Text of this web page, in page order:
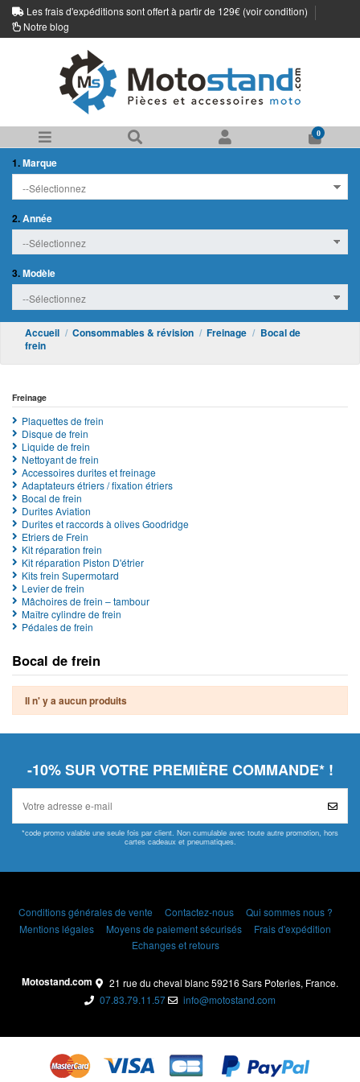
Les frais d'expéditions sont offert à partir de 129€ (voir condition)
Notre blog
0
1.Marque
2.Année
3.Modèle
Accueil Consommables & révision Freinage
Bocal de
frein
Bocal de frein
Il n' y a aucun produits
Freinage
Plaquettes de frein
Disque de frein
Liquide de frein
Nettoyant de frein
Accessoires durites et freinage
Adaptateurs étriers / fixation étriers
Bocal de frein
Durites Aviation
Durites et raccords à olives Goodridge
Etriers de Frein
Kit réparation frein
Kit réparation Piston D'étrier
Kits frein Supermotard
Levier de frein
Mâchoires de frein – tambour
Maître cylindre de frein
Pédales de frein
-10% SUR VOTRE PREMIÈRE COMMANDE* !
*code promo valable une seule fois par client. Non cumulable avec toute autre promotion, hors
cartes cadeaux et pneumatiques.
Conditions générales de vente Contactez-nous
Qui sommes nous ?
Mentions légales
Moyens de paiement sécurisés
Frais d'expédition
Echanges et retours
Motostand.com
21 rue du cheval blanc 59216 Sars Poteries, France.
07.83.79.11.57
info@motostand.com